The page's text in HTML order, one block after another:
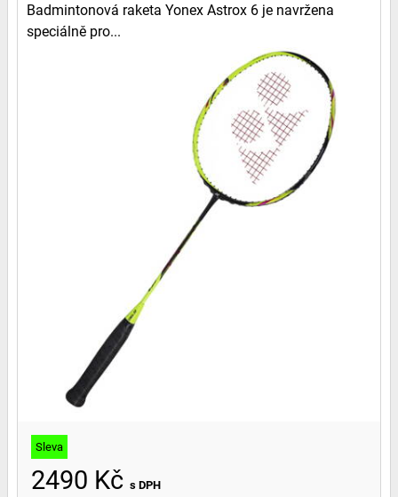
Badmintonová raketa Yonex Astrox 6 je navržena
speciálně pro...
Sleva
2490 Kč s DPH